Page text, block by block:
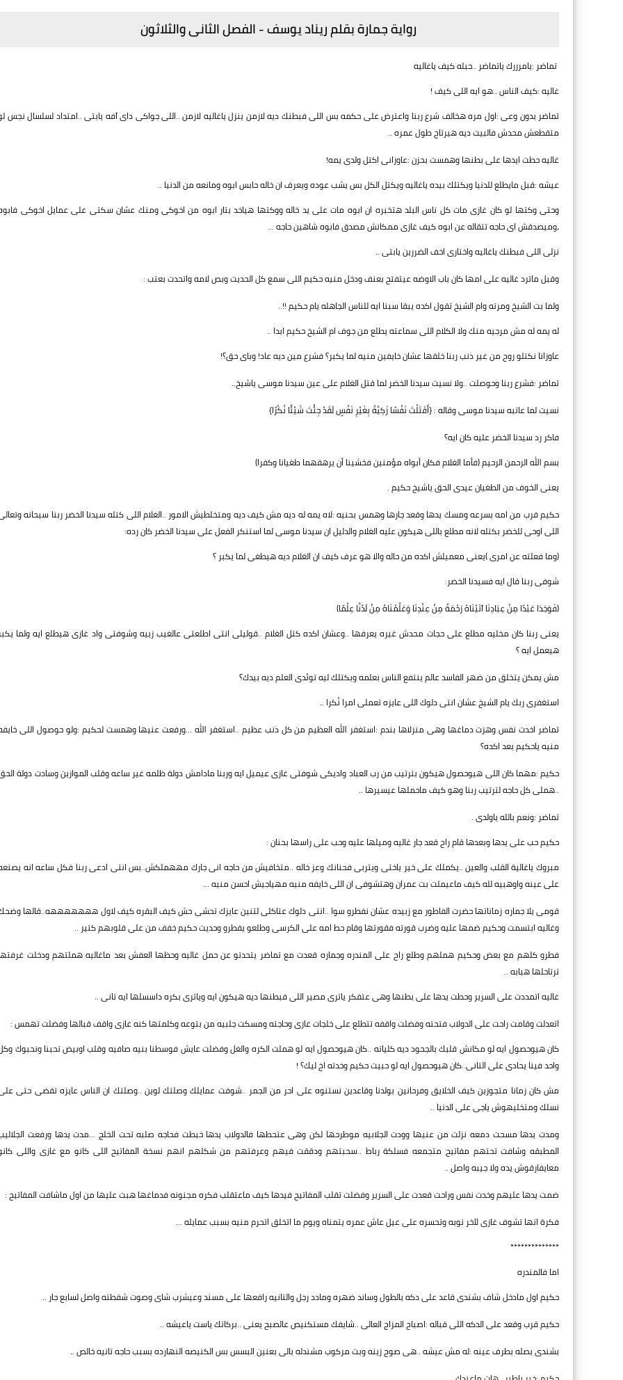
رواية جمارة بقلم ريناد يوسف - الفصلالثانى والثلاثون
تماضر :يامرررك ياتماضر ..حبله كيف ياغاليه
غاليه :كيف الناس ..هو ايه اللى كيف !
تماضر بدون وعى :اول مره هخالف شرع ربنا واعترض على حكمه بس اللى فبطنك ديه لازمن ينزل ياغاليه لازمن ..اللى جواكى داى آفه يابتى ..امتداد لسلسال نجس
متقطعش محدش فالبيت ديه هيرتاح طول عمره ..
غاليه حطت ايدها على بطنها وهمست بحزن :عاوزانى اكتل ولدى يمه!
عيشه :قبل مايطلع للدنيا ويكتلك بيده ياغاليه ويكتل الكل بس يشب عوده ويعرف ان خاله حابس ابوه ومانعه من الدنيا ..
وحتى وكتها لو كان غازى مات كل ناس البلد هتخبره ان ابوه مات على يد خاله ووكتها هياخد بتار ابوه من اخوكى ومنك عشان سكتى على عمايل اخوكى
،وميصدقش اى حاجه تتقاله عن ابوه كيف غازى ممكانش مصدق فابوه شاهين حاجه ...
نزلى اللى فبطنك ياغاليه واختارى اخف الضررين يابتى ..
وقبل ماترد غاليه على امها كان باب الاوضه عيتفتح بعنف ودخل منيه حكيم اللى سمع كل الحديت وبص لامه واتحدت بعتب :
ولما بت الشيخ ومرته وام الشيخ تقول اكده يبقا سبنا ايه للناس الجاهله يام حكيم !!..
له يمه له مش مرجيه منك ولا الكلام اللى سماعته يطلع من جوف ام الشيخ حكيم ابدا ..
عاوزانا نكتلو روح من غير ذنب ربنا خلقها عشان خايفين منيه لما يكبر؟ فشرع مين ديه عاد! وباى حق؟!
تماضر :فشرع ربنا وحوصلت ..ولا نسيت سيدنا الخضر لما قتل الغلام على عين سيدنا موسى ياشيخ..
نسيت لما عاتبه سيدنا موسى وقاله : {أَقَتَلْتَ نَفْسًا زَكِيَّةً بِغَيْرِ نَفْسٍ لَقَدْ جِئْتَ شَيْئًا نُكْرًا}
فاكر رد سيدنا الخضر عليه كان ايه؟
بسم الله الرحمن الرحيم (فأما الغلام فكان أبواه مؤمنين فخشينا أن يرهقهما طغيانا وكفرا)
يعنى الخوف من الطغيان عيدى الحق ياشيخ حكيم .
حكيم قرب من امه بسرعه ومسك يدها وقعد جارها وهمس بحنيه :لاه يمه له ديه مش كيف ديه ومتخلطيش الامور ..الغلام اللى كتله سيدنا الخضر ربنا سبحانه
اللى اوحى للخضر بكتله لانه مطلع باللى هيكون عليه الغلام والدليل ان سيدنا موسى لما استنكر الفعل على سيدنا الخضر كان رده:
(وما فعلته عن امرى )يعنى معميلش اكده من حاله والا هو عرف كيف ان الغلام ديه هيطغى لما يكبر ؟
شوفى ربنا قال ايه فسيدنا الخضر:
(فَوَجَدَا عَبْدًا مِنْ عِبَادِنَا آتَيْنَاهُ رَحْمَةً مِنْ عِنْدِنَا وَعَلَّمْنَاهُ مِنْ لَدُنَّا عِلْمًا)
يعنى ربنا كان مخليه مطلع على حجات محدش غيره يعرفها ..وعشان اكده كتل الغلام ..قوليلى انتى اطلعتى عالغيب زييه وشوفتى واد غازى هيطلع ايه ولما
هيعمل ايه ؟
مش يمكن يتخلق من ضهر الفاسد عالم ينتفع الناس بعلمه وبكتلك ليه توئدى العلم ديه بيدك؟
استغفرى ربك يام الشيخ عشان انتى دلوك اللى عايزه تعملى امرا نُكرا ..
تماضر اخدت نفس وهزت دماغها وهى منزلاها بندم :استغفر الله العظيم من كل ذنب عظيم ..استغفر الله ...ورفعت عنيها وهمست لحكيم :ولو حوصول اللى
منيه ياحكيم بعد اكده؟
حكيم :مهما كان اللى هيوحصول هيكون بترتيب من رب العباد واديكى شوفتى غازى عيميل ايه وربنا مادامش دولة ظلمه غير ساعه وقلب الموازين وسادت دولة
..هملى كل حاجه لترتيب ربنا وهو كيف ماحملها عيسيرها ..
تماضر :ونعم بالله ياولدى .
حكيم حب على يدها وبعدها قام راح قعد جار غاليه وميلها عليه وحب على راسها بحنان :
مبروك ياغالية القلب والعين ..يكملك على خير ياختى ويتربى فحنانك وعز خاله ..متخافيش من حاجه انى جارك مههملكش..بس انتى ادعى ربنا فكل ساعه انه
على عينه واوهبيه لله كيف ماعيملت بت عمران وهتشوفى ان اللى خايفه منيه مهياجيش احسن منيه ...
قومى يلا جماره زماناتها حضرت الفاطور مع زبيده عشان نفطرو سوا ..انتى دلوك عتاكلى لتنين عايزك تحشى حش كيف البقره كيف لاول هههههههه..قالها
وغاليه ابتسمت وحكيم ضمها عليه وضرب قورته فقورتها وقام حط امه على الكرسى وطلعو يفطرو وحديت حكيم خفف من على قلوبهم كتير ..
فطرو كلهم مع بعض وحكيم هملهم وطلع راح على المندره وجماره قعدت مع تماضر يتحدتو عن حمل غاليه وحظها العفش بعد ماغاليه هملتهم ودخلت
ترتاحلها هبابه ..
غاليه اتمددت على السرير وحطت يدها على بطنها وهى عتفكر ياترى مصير اللى فبطنها ديه هيكون ايه وياترى بكره داسسلها ايه تانى ..
اتعدلت وقامت راحت على الدولاب فتحته وفضلت واقفه تتطلع على خلجات غازى وحاجته ومسكت جلبيه من بتوعه وكلمتها كنه غازى واقف قبالها وفضلت تهمس :
كان هيوحصول ايه لو مكانش قلبك بالجحود ديه كلياته ..كان هيوحصول ايه لو هملت الكره والغل وفضلت عايش فوسطنا بنيه صافيه وقلب اوبيض تحبنا ونحبوك
واحد فينا يحادى على التانى..كان هيوحصول ايه لو حبيت حكيم وخدته اخ ليك؟ !
مش كان زمانا متجوزين كيف الخلايق وفرحانين بولدنا وقاعدين نستنوه على احر من الجمر ..شوفت عمايلك وصلتك لوين ..وصلتك ان الناس عايزه تقضى حتى
نسلك ومتخليهوش ياجى على الدنيا ..
ومدت يدها مسحت دمعه نزلت من عنيها وودت الجلابيه موطرحها لكن وهى عتحطها فالدولاب يدها خبطت فحاجه صلبه تحت الخلج ...مدت يدها ورفعت
المطبقه وشافت تحتهم مفاتيح متجمعه فسلكة رباط ..سحبتهم ودققت فيهم وعرفتهم من شكلهم انهم نسخة المفاتيح اللى كانو مع غازى واللى
معايفارقوش يده ولا جيبه واصل ..
ضمت يدها عليهم وخدت نفس وراحت قعدت على السرير وفضلت تقلب المفاتيح فيدها كيف ماعتقلب فكره مجنونه فدماغها هبت عليها من اول ماشافت المفاتيح :
فكرة انها تشوف غازى لآخر نوبه وتحسره على عيل عاش عمره يتمناه ويوم ما اتخلق اتحرم منيه بسبب عمايله ...
**************
اما فالمندره
حكيم اول مادخل شاف بشندى قاعد على دكه بالطول وساند ضهره ومادد رجل والتانيه رافعها على مسند وعيشرب شاى وصوت شفطته واصل لسابع جار ..
حكيم قرب وقعد على الدكه اللى قباله :اصباح المزاج العالى ..شايفك مستكنيص عالصبح يعنى ..بركاتك ياست ياعيشه ..
بشندى بصله بطرف عينه :له مش عيشه ..هى صوح زينه وبت مركوب مشندله بالى بعنين البسس بس الكنيصه النهارده بسبب حاجه تانيه خالص ..